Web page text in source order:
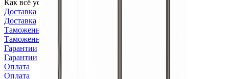
Как всё устроено
Доставка
Доставка
Таможенное оформление
Таможенное оформление
Гарантии
Гарантии
Оплата
Оплата